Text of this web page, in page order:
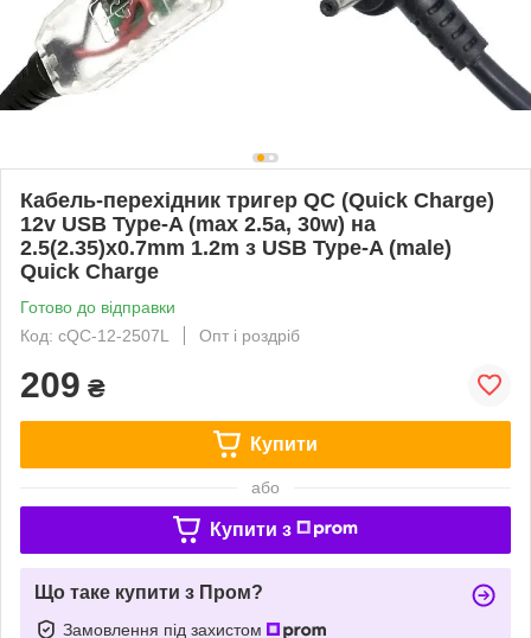
Кабель-перехідник тригер QC (Quick Charge)
12v USB Type-A (max 2.5a, 30w) на
2.5(2.35)x0.7mm 1.2m з USB Type-A (male)
Quick Charge
Готово до відправки
Код: cQC-12-2507L
Опт і роздріб
209 ₴
Купити
або
Купити з
Що таке купити з Пром?
Замовлення під захистом